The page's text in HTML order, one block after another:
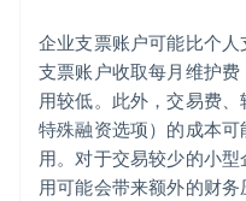
企业支票账户可能比个
支票账户收取每月维护
用较低。此外，交易费
特殊融资选项）的成本
用。对于交易较少的小
用可能会带来额外的财务
English
奥地利
Deutsch English
澳大利亚
English
巴西
PortuguêsEnglish